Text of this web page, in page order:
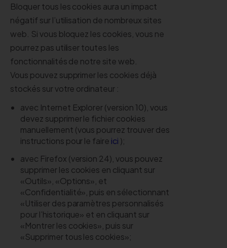
Bloquer tous les cookies aura un impact
négatif sur l’utilisation de nombreux sites
web. Si vous bloquez les cookies, vous ne
pourrez pas utiliser toutes les
fonctionnalités de notre site web.
Vous pouvez supprimer les cookies déjà
stockés sur votre ordinateur :
avec Internet Explorer (version 10), vous
devez supprimer le fichier cookies
manuellement (vous pourrez trouver des
instructions pour le faire ici );
avec Firefox (version 24), vous pouvez
supprimer les cookies en cliquant sur
«Outils», «Options», et
«Confidentialité», puis en sélectionnant
«Utiliser des paramètres personnalisés
pour l’historique» et en cliquant sur
«Montrer les cookies», puis sur
«Supprimer tous les cookies»;